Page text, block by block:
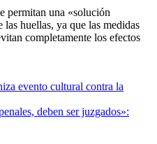
permitan una «solución
huellas, ya que las medidas
completamente los efectos
evento cultural contra la
deben ser juzgados»: